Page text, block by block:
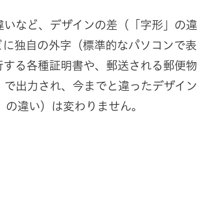
など、デザインの差（「字形」の違
独自の外字（標準的なパソコンで表
る各種証明書や、郵送される郵便物
出力され、今までと違ったデザイン
違い）は変わりません。